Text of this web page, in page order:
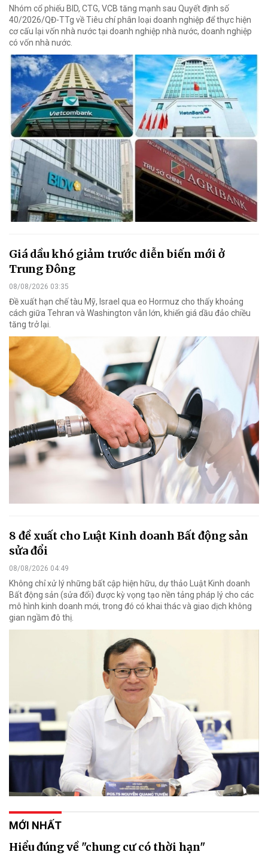
Nhóm cổ phiếu BID, CTG, VCB tăng mạnh sau Quyết định số
40/2026/QĐ-TTg về Tiêu chí phân loại doanh nghiệp để thực hiện
cơ cấu lại vốn nhà nước tại doanh nghiệp nhà nước, doanh nghiệp
có vốn nhà nước.
Giá dầu khó giảm trước diễn biến mới ở
Trung Đông
08/08/2026 03:35
Đề xuất hạn chế tàu Mỹ, Israel qua eo Hormuz cho thấy khoảng
cách giữa Tehran và Washington vẫn lớn, khiến giá dầu đảo chiều
tăng trở lại.
8 đề xuất cho Luật Kinh doanh Bất động sản
sửa đổi
08/08/2026 04:49
Không chỉ xử lý những bất cập hiện hữu, dự thảo Luật Kinh doanh
Bất động sản (sửa đổi) được kỳ vọng tạo nền tảng pháp lý cho các
mô hình kinh doanh mới, trong đó có khai thác và giao dịch không
gian ngầm đô thị.
MỚI NHẤT
Hiểu đúng về "chung cư có thời hạn"